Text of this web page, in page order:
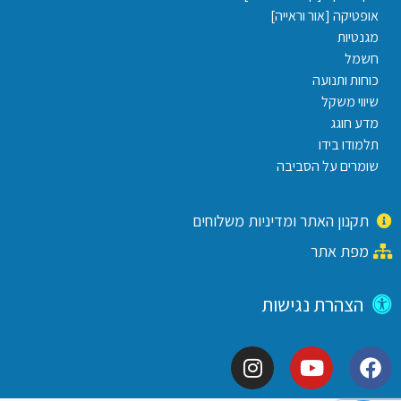
אופטיקה [אור וראייה]
מגנטיות
חשמל
כוחות ותנועה
שיווי משקל
מדע חוגג
תלמודו בידו
שומרים על הסביבה
תקנון האתר ומדיניות משלוחים
מפת אתר
הצהרת נגישות